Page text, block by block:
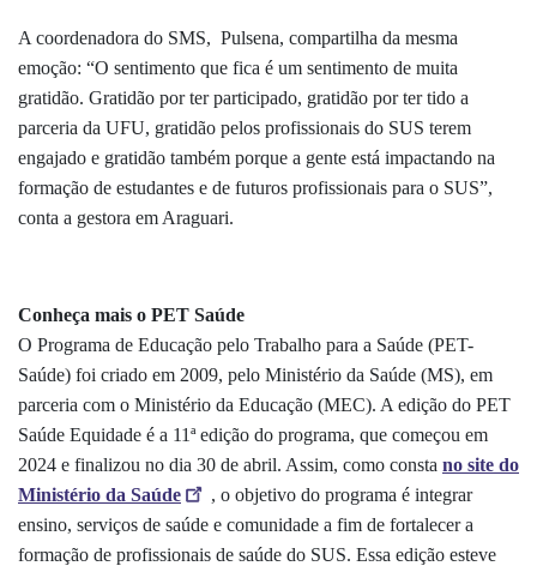
A coordenadora do SMS, Pulsena, compartilha da mesma
emoção: “O sentimento que fica é um sentimento de muita
gratidão. Gratidão por ter participado, gratidão por ter tido a
parceria da UFU, gratidão pelos profissionais do SUS terem
engajado e gratidão também porque a gente está impactando na
formação de estudantes e de futuros profissionais para o SUS”,
conta a gestora em Araguari.
Conheça mais o PET Saúde
O Programa de Educação pelo Trabalho para a Saúde (PET-
Saúde) foi criado em 2009, pelo Ministério da Saúde (MS), em
parceria com o Ministério da Educação (MEC). A edição do PET
Saúde Equidade é a 11ª edição do programa, que começou em
2024 e finalizou no dia 30 de abril. Assim, como consta no site do
Ministério da Saúde
, o objetivo do programa é integrar
ensino, serviços de saúde e comunidade a fim de fortalecer a
formação de profissionais de saúde do SUS. Essa edição esteve